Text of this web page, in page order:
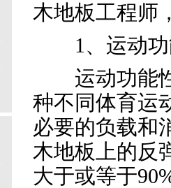
木地板工程师
1、运动功
运动功能性
种不同体育运
必要的负载和
木地板上的反
大于或等于